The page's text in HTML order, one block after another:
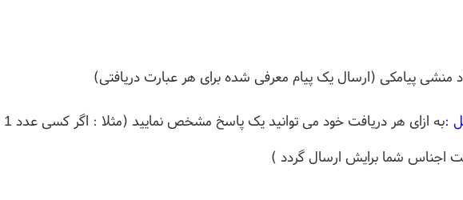
منشی پیامکی (ارسال یک پیام معرفی شده برای هر عبارت دریافتی)
:
اجناس شما برایش ارسال گردد )